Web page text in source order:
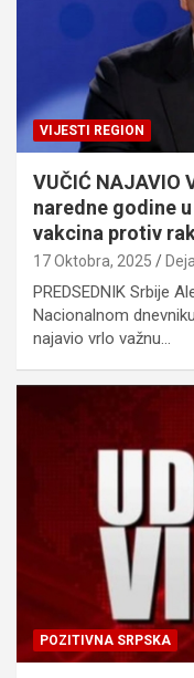
VIJESTI REGION
VUČIĆ NAJAVIO
naredne godine
vakcina protiv
17 Oktobra, 2025
PREDSEDNIK Srbije
Nacionalnom
najavio vrlo važnu…
POZITIVNA SRPSKA